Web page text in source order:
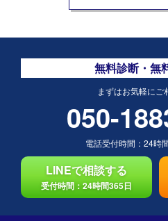
無料診断・無
まずはお気軽にご
050-
電話受付時間： 24時
LINEで相談する
受付時間：24時間365日